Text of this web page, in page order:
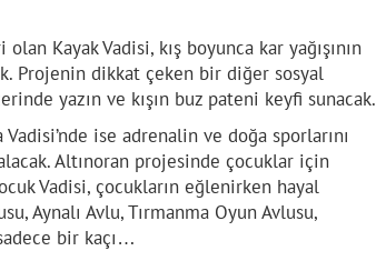
Kayak Vadisi, kış boyunca kar yağışının
Projenin dikkat çeken bir diğer sosyal
yazın ve kışın buz pateni keyfi sunacak.
ise adrenalin ve doğa sporlarını
Altınoran projesinde çocuklar için
Vadisi, çocukların eğlenirken hayal
Aynalı Avlu, Tırmanma Oyun Avlusu,
bir kaçı…